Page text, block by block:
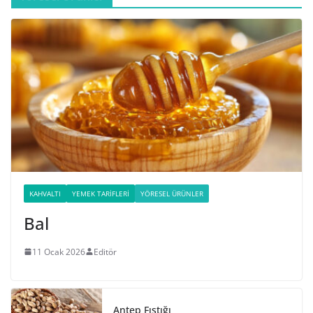
KAHVALTI YEMEK TARIFLERI YÖRESEL ÜRÜNLER
Bal
11 Ocak 2026 Editör
Antep Fıstığı